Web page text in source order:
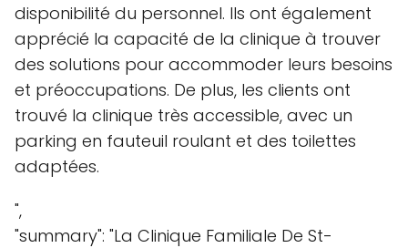
disponibilité du personnel. Ils ont également
apprécié la capacité de la clinique à trouver
des solutions pour accommoder leurs besoins
et préoccupations. De plus, les clients ont
trouvé la clinique très accessible, avec un
parking en fauteuil roulant et des toilettes
adaptées.
",
"summary": "La Clinique Familiale De St-